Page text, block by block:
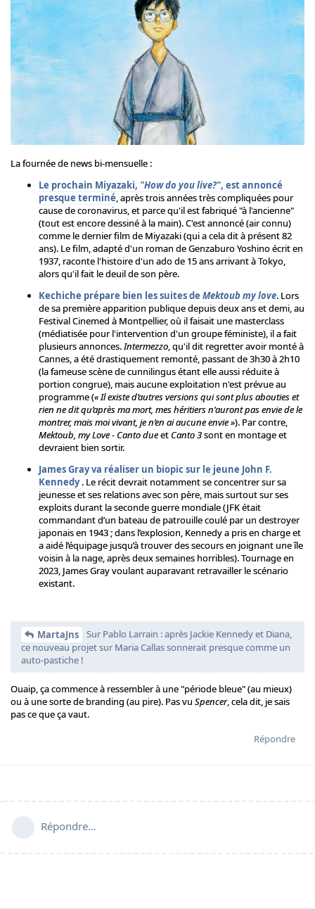
La fournée de news bi-mensuelle :
Le prochain Miyazaki, "How do you live?", est annoncé
presque terminé, après trois années très compliquées pour
cause de coronavirus, et parce qu'il est fabriqué "à l'ancienne"
(tout est encore dessiné à la main). C'est annoncé (air connu)
comme le dernier film de Miyazaki (qui a cela dit à présent 82
ans). Le film, adapté d'un roman de Genzaburo Yoshino écrit en
1937, raconte l'histoire d'un ado de 15 ans arrivant à Tokyo,
alors qu'il fait le deuil de son père.
Kechiche prépare bien les suites de Mektoub my love. Lors
de sa première apparition publique depuis deux ans et demi, au
Festival Cinemed à Montpellier, où il faisait une masterclass
(médiatisée pour l'intervention d'un groupe féministe), il a fait
plusieurs annonces.Intermezzo, qu'il dit regretter avoir monté à
Cannes, a été drastiquement remonté, passant de 3h30 à 2h10
(la fameuse scène de cunnilingus étant elle aussi réduite à
portion congrue), mais aucune exploitation n'est prévue au
programme (« Il existe d’autres versions qui sont plus abouties et
rien ne dit qu’après ma mort, mes héritiers n'auront pas envie de le
montrer, mais moi vivant, je n’en ai aucune envie »). Par contre,
Mektoub, my Love - Canto dueet Canto 3sont en montage et
devraient bien sortir.
James Gray va réaliser un biopic sur le jeune John F.
Kennedy. Le récit devrait notamment se concentrer sur sa
jeunesse et ses relations avec son père, mais surtout sur ses
exploits durant la seconde guerre mondiale (JFK était
commandant d’un bateau de patrouille coulé par un destroyer
japonais en 1943 ; dans l’explosion, Kennedy a pris en charge et
a aidé l’équipage jusqu’à trouver des secours en joignant une île
voisin à la nage, après deux semaines horribles). Tournage en
2023, James Gray voulant auparavant retravailler le scénario
existant.
MartaJns
Sur Pablo Larrain : après Jackie Kennedy et Diana,
ce nouveau projet sur Maria Callas sonnerait presque comme un
auto-pastiche !
Ouaip, ça commence à ressembler à une "période bleue" (au mieux)
ou à une sorte de branding (au pire). Pas vu Spencer, cela dit, je sais
pas ce que ça vaut.
Répondre
Répondre…